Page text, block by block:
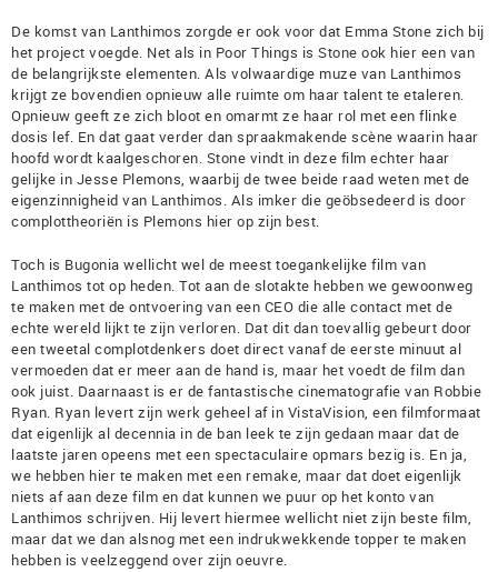
De komst van Lanthimos zorgde er ook voor dat Emma Stone zich bij
het project voegde. Net als in Poor Things is Stone ook hier een van
de belangrijkste elementen. Als volwaardige muze van Lanthimos
krijgt ze bovendien opnieuw alle ruimte om haar talent te etaleren.
Opnieuw geeft ze zich bloot en omarmt ze haar rol met een flinke
dosis lef. En dat gaat verder dan spraakmakende scène waarin haar
hoofd wordt kaalgeschoren. Stone vindt in deze film echter haar
gelijke in Jesse Plemons, waarbij de twee beide raad weten met de
eigenzinnigheid van Lanthimos. Als imker die geöbsedeerd is door
complottheoriën is Plemons hier op zijn best.
Toch is Bugonia wellicht wel de meest toegankelijke film van
Lanthimos tot op heden. Tot aan de slotakte hebben we gewoonweg
te maken met de ontvoering van een CEO die alle contact met de
echte wereld lijkt te zijn verloren. Dat dit dan toevallig gebeurt door
een tweetal complotdenkers doet direct vanaf de eerste minuut al
vermoeden dat er meer aan de hand is, maar het voedt de film dan
ook juist. Daarnaast is er de fantastische cinematografie van Robbie
Ryan. Ryan levert zijn werk geheel af in VistaVision, een filmformaat
dat eigenlijk al decennia in de ban leek te zijn gedaan maar dat de
laatste jaren opeens met een spectaculaire opmars bezig is. En ja,
we hebben hier te maken met een remake, maar dat doet eigenlijk
niets af aan deze film en dat kunnen we puur op het konto van
Lanthimos schrijven. Hij levert hiermee wellicht niet zijn beste film,
maar dat we dan alsnog met een indrukwekkende topper te maken
hebben is veelzeggend over zijn oeuvre.